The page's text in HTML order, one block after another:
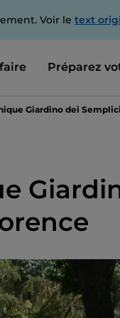
Voir le text
Préparez
Giardino dei